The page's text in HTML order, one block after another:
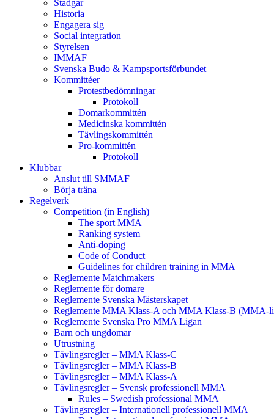
Stadgar
Historia
Engagera sig
Social integration
Styrelsen
IMMAF
Svenska Budo & Kampsportsförbundet
Kommittéer
Protestbedömningar
Protokoll
Domarkommittén
Medicinska kommittén
Tävlingskommittén
Pro-kommittén
Protokoll
Klubbar
Anslut till SMMAF
Börja träna
Regelverk
Competition (in English)
The sport MMA
Ranking system
Anti-doping
Code of Conduct
Guidelines for children training in MMA
Reglemente Matchmakers
Reglemente för domare
Reglemente Svenska Mästerskapet
Reglemente MMA Klass-A och MMA Klass-B (MMA-
Reglemente Svenska Pro MMA Ligan
Barn och ungdomar
Utrustning
Tävlingsregler – MMA Klass-C
Tävlingsregler – MMA Klass-B
Tävlingsregler – MMA Klass-A
Tävlingsregler – Svensk professionell MMA
Rules – Swedish professional MMA
Tävlingsregler – Internationell professionell MMA